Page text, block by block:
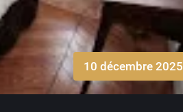
10 décembre 2025